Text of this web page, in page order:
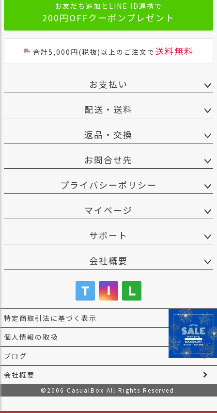
お友だち追加とLINE ID連携で
200円OFFクーポンプレゼント
合計5,000円(税抜)以上のご注文で 送料無料
お支払い
配送・送料
返品・交換
お問合せ先
プライバシーポリシー
マイページ
サポート
会社概要
特定商取引法に基づく表示
個人情報の取扱
ブログ
会社概要
©2006 CasualBox All Rights Reserved.